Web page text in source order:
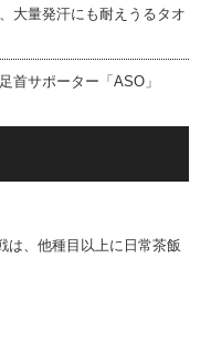
大量発汗にも耐えうるタオ
首サポーター「ASO」
は、他種目以上に日常茶飯